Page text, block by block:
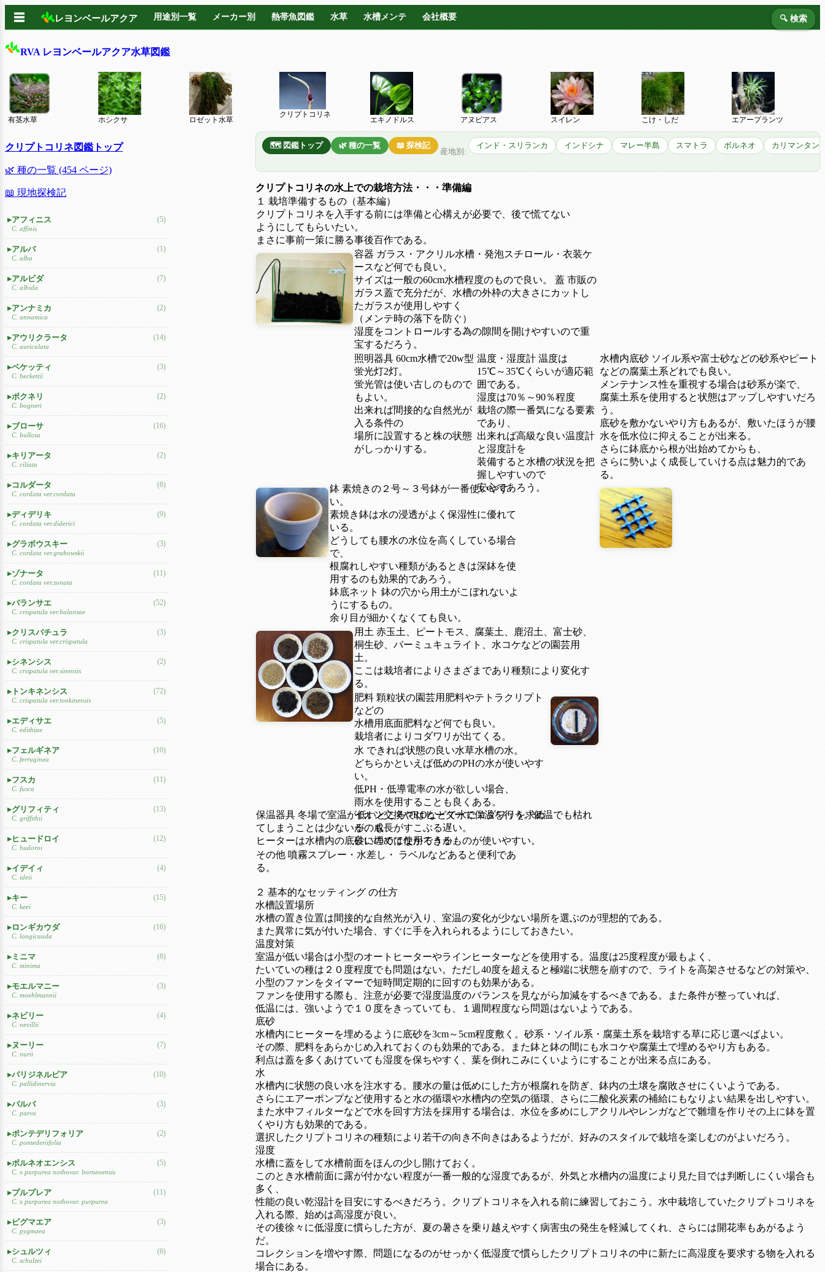
☰ レヨンベールアクア 用途別一覧 メーカー別 熱帯魚図鑑 水草 水槽メンテ 会社概要 🔍 検索
RVA レヨンベールアクア水草図鑑
有茎水草 ホシクサ ロゼット水草
クリプトコリネ
エキノドルス アヌビアス スイレン こけ・しだ エアープランツ
🗺️ 図鑑トップ 🌿 種の一覧 📖 探検記
産地別:
インド・スリランカ インドシナ マレー半島 スマトラ ボルネオ カリマンタン
クリプトコリネの水上での栽培方法・・・準備編
１ 栽培準備するもの（基本編）
クリプトコリネを入手する前には準備と心構えが必要で、後で慌てない
ようにしてもらいたい。
まさに事前一策に勝る事後百作である。
容器 ガラス・アクリル水槽・発泡スチロール・衣装ケ
ースなど何でも良い。
サイズは一般の60cm水槽程度のもので良い。 蓋 市販の
ガラス蓋で充分だが、水槽の外枠の大きさにカットし
たガラスが使用しやすく
（メンテ時の落下を防ぐ）
湿度をコントロールする為の隙間を開けやすいので重
宝するだろう。
照明器具 60cm水槽で20w型
蛍光灯2灯。
蛍光管は使い古しのもので
もよい。
出来れば間接的な自然光が
入る条件の
場所に設置すると株の状態
がしっかりする。
温度・湿度計 温度は
15℃～35℃くらいが適応範
囲である。
湿度は70％～90％程度
栽培の際一番気になる要素
であり、
出来れば高級な良い温度計
と湿度計を
装備すると水槽の状況を把
握しやすいので
安心であろう。
水槽内底砂 ソイル系や富士砂などの砂系やピート
などの腐葉土系どれでも良い。
メンテナンス性を重視する場合は砂系が楽で、
腐葉土系を使用すると状態はアップしやすいだろ
う。
底砂を敷かないやり方もあるが、敷いたほうが腰
水を低水位に抑えることが出来る。
さらに鉢底から根が出始めてからも、
さらに勢いよく成長していける点は魅力的であ
る。
鉢 素焼きの２号～３号鉢が一番使いやす
い。
素焼き鉢は水の浸透がよく保湿性に優れて
いる。
どうしても腰水の水位を高くしている場合
で、
根腐れしやすい種類があるときは深鉢を使
用するのも効果的であろう。
鉢底ネット 鉢の穴から用土がこぼれないよ
うにするもの。
余り目が細かくなくても良い。
用土 赤玉土、ピートモス、腐葉土、鹿沼土、富士砂、
桐生砂、バーミュキュライト、水コケなどの園芸用
土。
ここは栽培者によりさまざまであり種類により変化す
る。
肥料 顆粒状の園芸用肥料やテトラクリプト
などの
水槽用底面肥料など何でも良い。
栽培者によりコダワリが出てくる。
水 できれば状態の良い水草水槽の水。
どちらかといえば低めのPHの水が使いやす
い。
低PH・低導電率の水が欲しい場合、
雨水を使用することも良くある。
イオン交換やROなどで水にコダワリを求め
るのも
良いのではなかろうか。
保温器具 冬場で室温が低いところではヒーターで保温を行う。低温でも枯れ
てしまうことは少ないが、成長がすこぶる遅い。
ヒーターは水槽内の底砂に埋めて使用できるものが使いやすい。
その他 噴霧スプレー・水差し・ ラベルなどあると便利であ
る。
２ 基本的なセッティング の仕方
水槽設置場所
水槽の置き位置は間接的な自然光が入り、室温の変化が少ない場所を選ぶのが理想的である。
また異常に気が付いた場合、すぐに手を入れられるようにしておきたい。
温度対策
室温が低い場合は小型のオートヒーターやラインヒーターなどを使用する。温度は25度程度が最もよく、
たいていの種は２０度程度でも問題はない。ただし40度を超えると極端に状態を崩すので、ライトを高架させるなどの対策や、
小型のファンをタイマーで短時間定期的に回すのも効果がある。
ファンを使用する際も、注意が必要で湿度温度のバランスを見ながら加減をするべきである。また条件が整っていれば、
低温には、強いようで１０度をきっていても、１週間程度なら問題はないようである。
底砂
水槽内にヒーターを埋めるように底砂を3cm～5cm程度敷く。砂系・ソイル系・腐葉土系を栽培する草に応じ選べばよい。
その際、肥料をあらかじめ入れておくのも効果的である。また鉢と鉢の間にも水コケや腐葉土で埋めるやり方もある。
利点は蓋を多くあけていても湿度を保ちやすく、葉を倒れこみにくいようにすることが出来る点にある。
水
水槽内に状態の良い水を注水する。腰水の量は低めにした方が根腐れを防ぎ、鉢内の土壌を腐敗させにくいようである。
さらにエアーポンプなど使用すると水の循環や水槽内の空気の循環、さらに二酸化炭素の補給にもなりよい結果を出しやすい。
また水中フィルターなどで水を回す方法を採用する場合は、水位を多めにしアクリルやレンガなどで雛壇を作りその上に鉢を置
くやり方も効果的である。
選択したクリプトコリネの種類により若干の向き不向きはあるようだが、好みのスタイルで栽培を楽しむのがよいだろう。
湿度
水槽に蓋をして水槽前面をほんの少し開けておく。
このとき水槽前面に露が付かない程度が一番一般的な湿度であるが、外気と水槽内の温度により見た目では判断しにくい場合も
多く、
性能の良い乾湿計を目安にするべきだろう。クリプトコリネを入れる前に練習しておこう。水中栽培していたクリプトコリネを
入れる際、始めは高湿度が良い。
その後徐々に低湿度に慣らした方が、夏の暑さを乗り越えやすく病害虫の発生を軽減してくれ、さらには開花率もあがるよう
だ。
コレクションを増やす際、問題になるのがせっかく低湿度で慣らしたクリプトコリネの中に新たに高湿度を要求する物を入れる
場合にある。
クリプトコリネ図鑑トップ
🌿 種の一覧 (454 ページ)
📖 現地探検記
アフィニス
C. affinis
(5)
アルバ
C. alba
(1)
アルビダ
C. albida
(7)
アンナミカ
C. annamica
(2)
アウリクラータ
C. auriculata
(14)
ベケッティ
C. beckettii
(3)
ボクネリ
C. bogneri
(2)
ブローサ
C. bullosa
(16)
キリアータ
C. ciliata
(2)
コルダータ
C. cordata ver.cordata
(8)
ディデリキ
C. cordata ver.diderici
(9)
グラボウスキー
C. cordata ver.grabowskii
(3)
ゾナータ
C. cordata ver.zonata
(11)
バランサエ
C. crispatula ver.balansae
(52)
クリスパチュラ
C. crispatula ver.crispatula
(3)
シネンシス
C. crispatula ver.sinensis
(2)
トンキネンシス
C. crispatula ver.tonkinensis
(72)
エディサエ
C. edithiae
(5)
フェルギネア
C. ferruginea
(10)
フスカ
C. fusca
(11)
グリフィティ
C. griffithii
(13)
ヒュードロイ
C. hudoroi
(12)
イデイィ
C. ideii
(4)
キー
C. keei
(15)
ロンギカウダ
C. longicauda
(16)
ミニマ
C. minima
(8)
モエルマニー
C. moehlmannii
(3)
ネビリー
C. nevillii
(4)
ヌーリー
C. nurii
(7)
パリジネルビア
C. pallidinervia
(10)
パルバ
C. parva
(3)
ポンテデリフォリア
C. pontederiifolia
(2)
ボルネオエンシス
C. x purpurea nothovar. borneoensis
(5)
プルプレア
C. x purpurea nothovar. purpurea
(11)
ピグマエア
C. pygmaea
(3)
シュルツィ
C. schulzei
(6)